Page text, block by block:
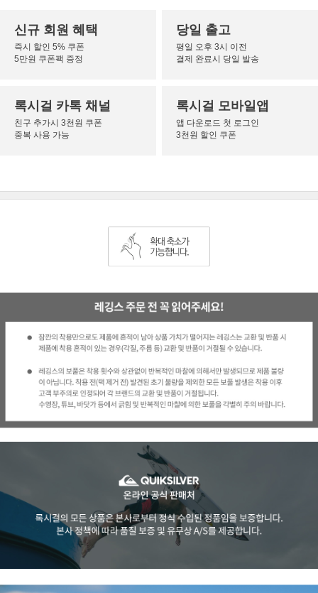
신규 회원 혜택
즉시 할인 5% 쿠폰
5만원 쿠폰팩 증정
당일 출고
평일 오후 3시 이전
결제 완료시 당일 발송
록시걸 카톡 채널
친구 추가시 3천원 쿠폰
중복 사용 가능
록시걸 모바일앱
앱 다운로드 첫 로그인
3천원 할인 쿠폰